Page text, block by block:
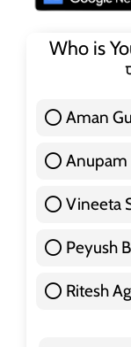
Who is
Aman
Anupam
Vineeta
Peyush
Ritesh